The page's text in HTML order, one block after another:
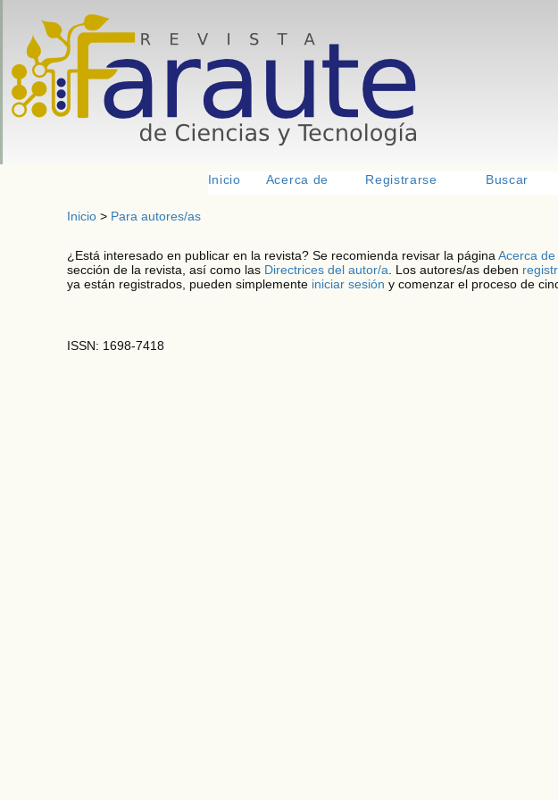
Inicio Acerca de Registrarse Buscar
Inicio> Para autores/as
¿Está interesado en publicar en la revista? Se recomienda revisar la página Acerca
sección de la revista, así como las Directrices del autor/a . Los autores/as deben
ya están registrados, pueden simplemente iniciar sesión y comenzar el proceso de
ISSN: 1698-7418